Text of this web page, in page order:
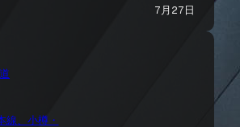
7月27日
線、小樽・